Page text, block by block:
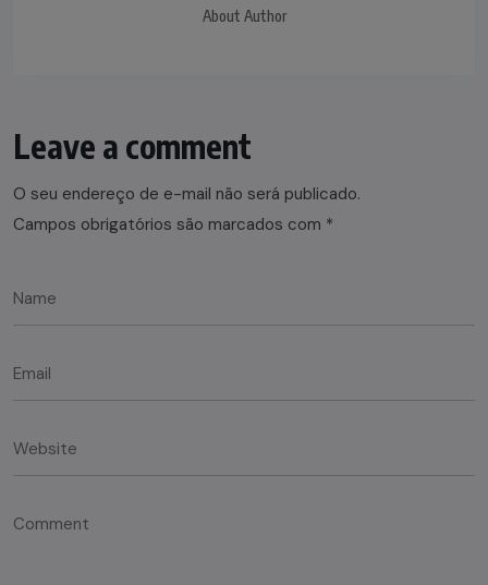
About Author
Leave a comment
O seu endereço de e-mail não será publicado.
Campos obrigatórios são marcados com *